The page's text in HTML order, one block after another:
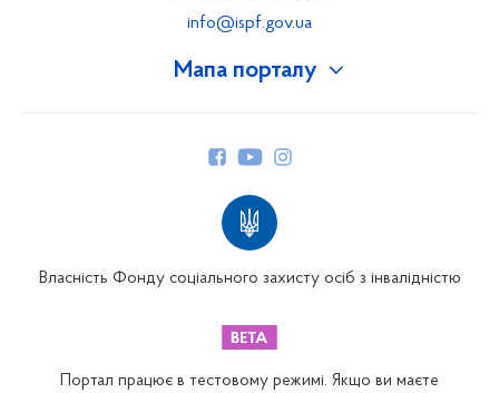
Мапа порталу
info@ispf.gov.ua
Власність Фонду соціального захисту осіб з інвалідністю
Портал працює в тестовому режимі. Якщо ви маєте